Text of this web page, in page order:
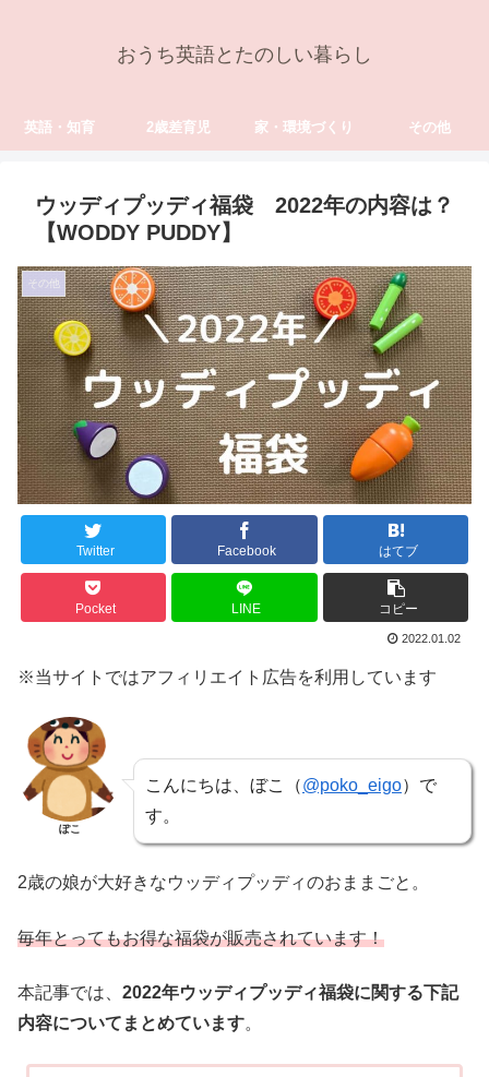
おうち英語とたのしい暮らし
英語・知育 2歳差育児 家・環境づくり その他
ウッディプッディ福袋 2022年の内容は？
【WODDY PUDDY】
その他
Twitter Facebook はてブ
Pocket LINE コピー
2022.01.02
※当サイトではアフィリエイト広告を利用しています
ぽこ
こんにちは、ぼこ（@poko_eigo）で
す。
2歳の娘が大好きなウッディプッディのおままごと。
毎年とってもお得な福袋が販売されています！
本記事では、 2022年ウッディプッディ福袋に関する下記
内容についてまとめています。